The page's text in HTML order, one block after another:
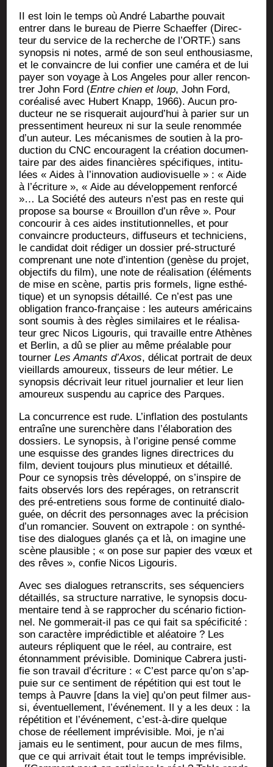
II est loin le temps où André Labarthe pou­vait
entrer dans le bureau de Pierre Schaef­fer (Direc­
teur du ser­vice de la recherche de l’ORTF.) sans
synop­sis ni notes, armé de son seul enthou­siasme,
et le convaincre de lui confier une camé­ra et de lui
payer son voyage à Los Angeles pour aller ren­con­
trer John Ford (Entre chien et loup, John Ford,
coréa­li­sé avec Hubert Knapp, 1966). Aucun pro­
duc­teur ne se ris­que­rait aujourd’­hui à parier sur un
pres­sen­ti­ment heu­reux ni sur la seule renom­mée
d’un auteur. Les méca­nismes de sou­tien à la pro­
duc­tion du CNC encou­ragent la créa­tion docu­men­
taire par des aides finan­cières spé­ci­fiques, inti­tu­
lées « Aides à l’in­no­va­tion audio­vi­suelle » : « Aide
à l’écriture », « Aide au déve­lop­pe­ment ren­for­cé
»… La Socié­té des auteurs n’est pas en reste qui
pro­pose sa bourse « Brouillon d’un rêve ». Pour
concou­rir à ces aides ins­ti­tu­tion­nelles, et pour
convaincre pro­duc­teurs, dif­fu­seurs et tech­ni­ciens,
le can­di­dat doit rédi­ger un dos­sier pré-struc­tu­ré
com­pre­nant une note d’in­ten­tion (genèse du pro­jet,
objec­tifs du film), une note de réa­li­sa­tion (élé­ments
de mise en scène, par­tis pris for­mels, ligne esthé­
tique) et un synop­sis détaillé. Ce n’est pas une
obli­ga­tion fran­co-fran­çaise : les auteurs amé­ri­cains
sont sou­mis à des règles simi­laires et le réa­li­sa­
teur grec Nicos Ligou­ris, qui tra­vaille entre Athènes
et Ber­lin, a dû se plier au même préa­lable pour
tour­nerLes Amants d’Axos, déli­cat por­trait de deux
vieillards amou­reux, tis­seurs de leur métier. Le
synop­sis décri­vait leur rituel jour­na­lier et leur lien
amou­reux sus­pen­du au caprice des Parques.
La concur­rence est rude. L’in­fla­tion des pos­tu­lants
entraîne une sur­en­chère dans l’é­la­bo­ra­tion des
dos­siers. Le synop­sis, à l’o­ri­gine pen­sé comme
une esquisse des grandes lignes direc­trices du
film, devient tou­jours plus minu­tieux et détaillé.
Pour ce synop­sis très déve­lop­pé, on s’ins­pire de
faits obser­vés lors des repé­rages, on retrans­crit
des pré-entre­tiens sous forme de conti­nui­té dia­lo­
guée, on décrit des per­son­nages avec la pré­ci­sion
d’un roman­cier. Sou­vent on extra­pole : on syn­thé­
tise des dia­logues gla­nés ça et là, on ima­gine une
scène plau­sible ; « on pose sur papier des vœux et
des rêves », confie Nicos Ligouris.
Avec ses dia­logues retrans­crits, ses séquen­ciers
détaillés, sa struc­ture nar­ra­tive, le synop­sis docu­
men­taire tend à se rap­pro­cher du scé­na­rio fic­tion­
nel. Ne gom­me­rait-il pas ce qui fait sa spé­ci­fi­ci­té :
son carac­tère impré­dic­tible et aléa­toire ? Les
auteurs répliquent que le réel, au contraire, est
éton­nam­ment pré­vi­sible. Domi­nique Cabre­ra jus­ti­
fie son tra­vail d’é­cri­ture : « C’est parce qu’on s’ap­
puie sur ce sen­ti­ment de répé­ti­tion qui est tout le
temps à Pauvre [dans la vie] qu’on peut fil­mer aus­
si, éven­tuel­le­ment, l’événement. Il y a les deux : la
répé­ti­tion et l’é­vé­ne­ment, c’est-à-dire quelque
chose de réel­le­ment impré­vi­sible. Moi, je n’ai
jamais eu le sen­ti­ment, pour aucun de mes films,
que ce qui arri­vait était tout le temps impré­vi­sible.